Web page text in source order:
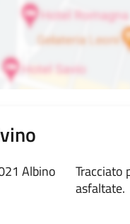
Albino
Tracciato
asfaltate.